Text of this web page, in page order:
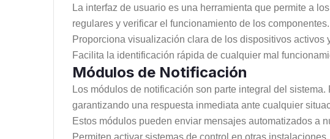
La interfaz de usuario es una herramienta que permite a
regulares y verificar el funcionamiento de los componentes.
Proporciona visualización clara de los dispositivos activos
Facilita la identificación rápida de cualquier mal
Módulos de Notificación
Los módulos de notificación son parte integral del
garantizando una respuesta inmediata ante cualquier
Estos módulos pueden enviar mensajes automatizados a
Permiten activar sistemas de control en otras